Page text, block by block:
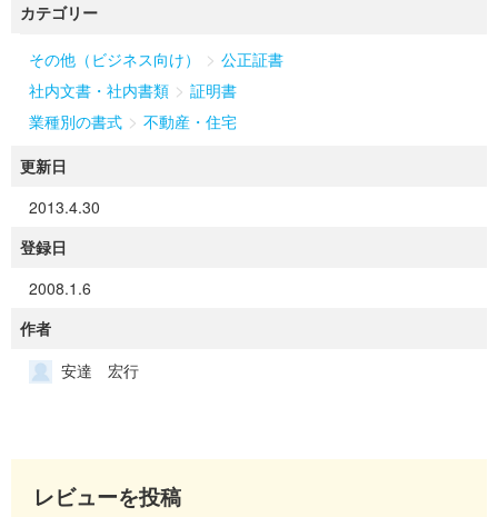
カテゴリー
その他（ビジネス向け） > 公正証書
社内文書・社内書類 > 証明書
業種別の書式 > 不動産・住宅
更新日
2013.4.30
登録日
2008.1.6
作者
安達 宏行
レビューを投稿